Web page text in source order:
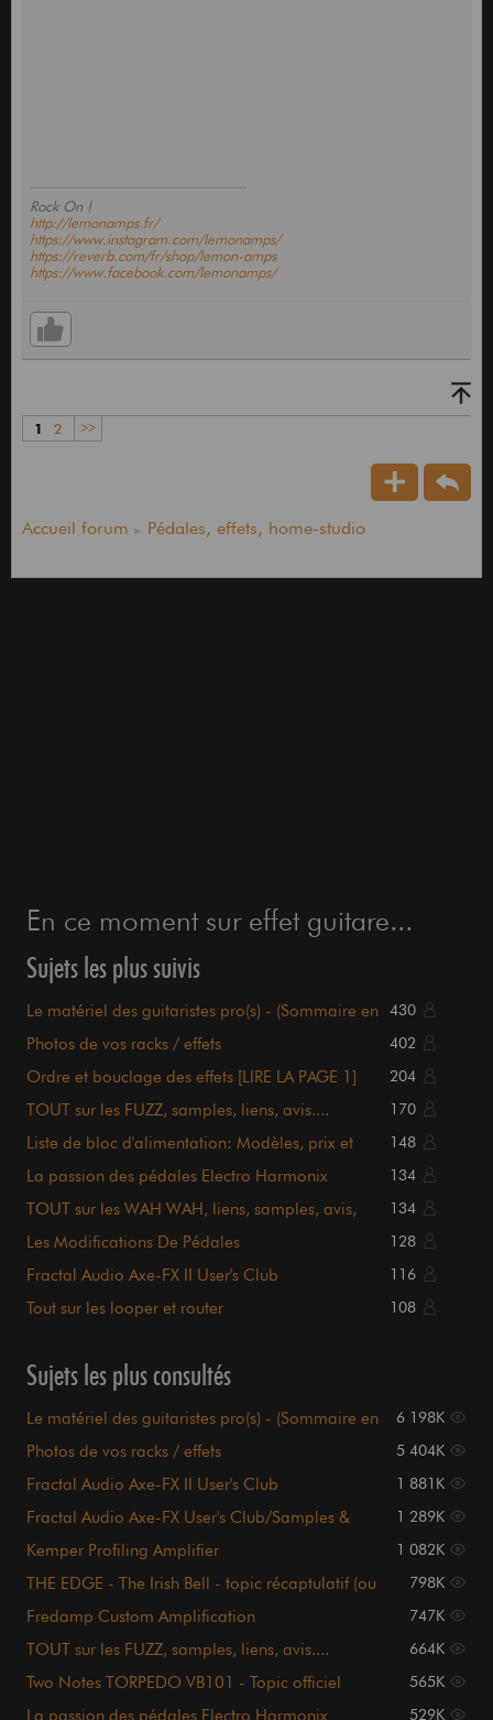
Rock On !
http://lemonamps.fr/
https://www.instagram.com/lemonamps/
https://reverb.com/fr/shop/lemon-amps
https://www.facebook.com/lemonamps/
1 2 >>
Accueil forum Pédales, effets, home-studio
En ce moment sur effet guitare...
Sujets les plus suivis
Le matériel des guitaristes pro(s) - (Sommaire en
430
Photos de vos racks / effets 402
Ordre et bouclage des effets [LIRE LA PAGE 1] 204
TOUT sur les FUZZ, samples, liens, avis....
170
Liste de bloc d'alimentation: Modèles, prix et
148
La passion des pédales Electro Harmonix 134
TOUT sur les WAH WAH, liens, samples, avis,
134
Les Modifications De Pédales 128
Fractal Audio Axe-FX II User's Club 116
Tout sur les looper et router 108
Sujets les plus consultés
Le matériel des guitaristes pro(s) - (Sommaire en
6 198K
Photos de vos racks / effets 5 404K
Fractal Audio Axe-FX II User's Club 1 881K
Fractal Audio Axe-FX User's Club/Samples &
1 289K
Kemper Profiling Amplifier 1 082K
THE EDGE - The Irish Bell - topic récaptulatif (ou
798K
Fredamp Custom Amplification 747K
TOUT sur les FUZZ, samples, liens, avis....
664K
Two Notes TORPEDO VB101 - Topic officiel 565K
La passion des pédales Electro Harmonix 529K